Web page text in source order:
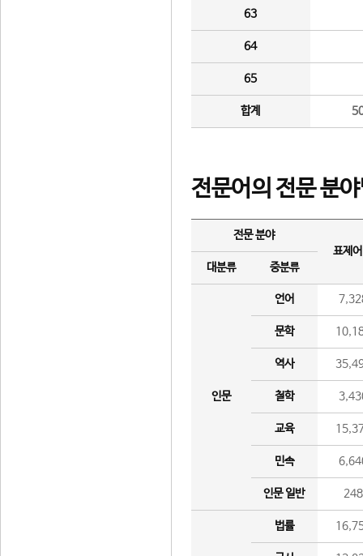
63
64
65
합계
전문어의 전문 분
전문 분야
표제
대분류
중분류
인문
언어
문학
역사
철학
교육
민속
인문 일반 248
법률